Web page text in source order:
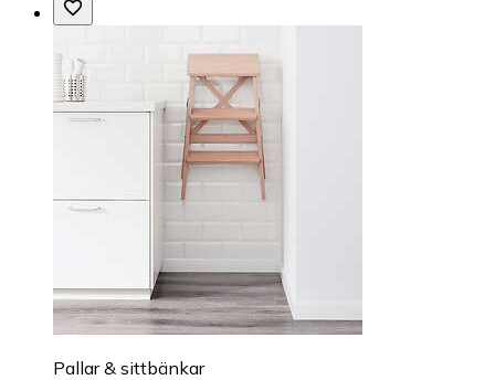
Pallar & sittbänkar